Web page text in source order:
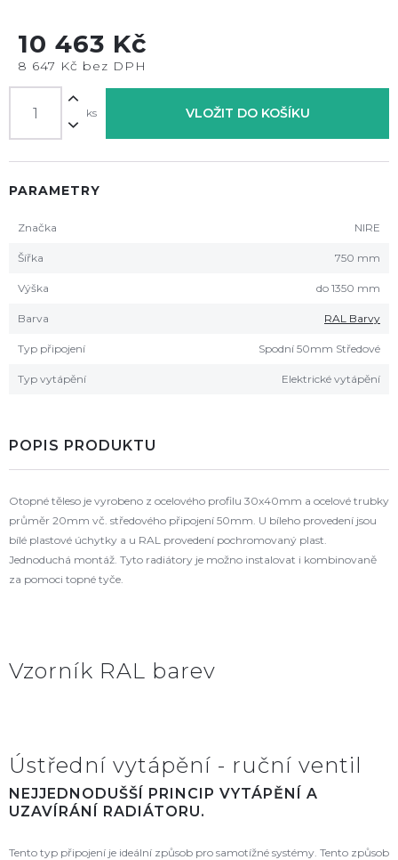
10 463 Kč
8 647 Kč bez DPH
ks VLOŽIT DO KOŠÍKU
PARAMETRY
Značka NIRE
Šířka 750 mm
Výška do 1350 mm
Barva RAL Barvy
Typ připojení Spodní 50mm Středové
Typ vytápění Elektrické vytápění
POPIS PRODUKTU
Otopné těleso je vyrobeno z ocelového profilu 30x40mm a ocelové trubky
průměr 20mm vč. středového připojení 50mm. U bíleho provedení jsou
bílé plastové úchytky a u RAL provedení pochromovaný plast.
Jednoduchá montáž. Tyto radiátory je možno instalovat i kombinovaně
za pomoci topné tyče.
Vzorník RAL barev
Ústřední vytápění - ruční ventil
NEJJEDNODUŠŠÍ PRINCIP VYTÁPĚNÍ A
UZAVÍRÁNÍ RADIÁTORU.
Tento typ připojení je ideální způsob pro samotížné systémy. Tento způsob